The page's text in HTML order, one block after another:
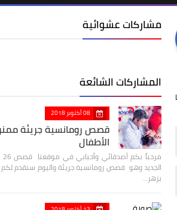
مشاركات عشوائية
المشاركات الشائعة
08 أكتوبر 2018
قصص رومانسية جريئة
الأطفال
الجديد وهو قصص رومانسية جريئة واليوم سنقدم
بزهر…